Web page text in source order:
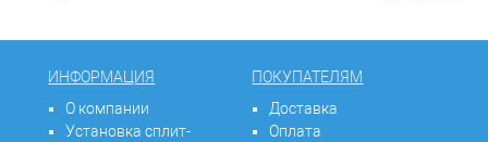
ИНФОРМАЦИЯ
О компании
Установка сплит-
ПОКУПАТЕЛЯМ
Доставка
Оплата